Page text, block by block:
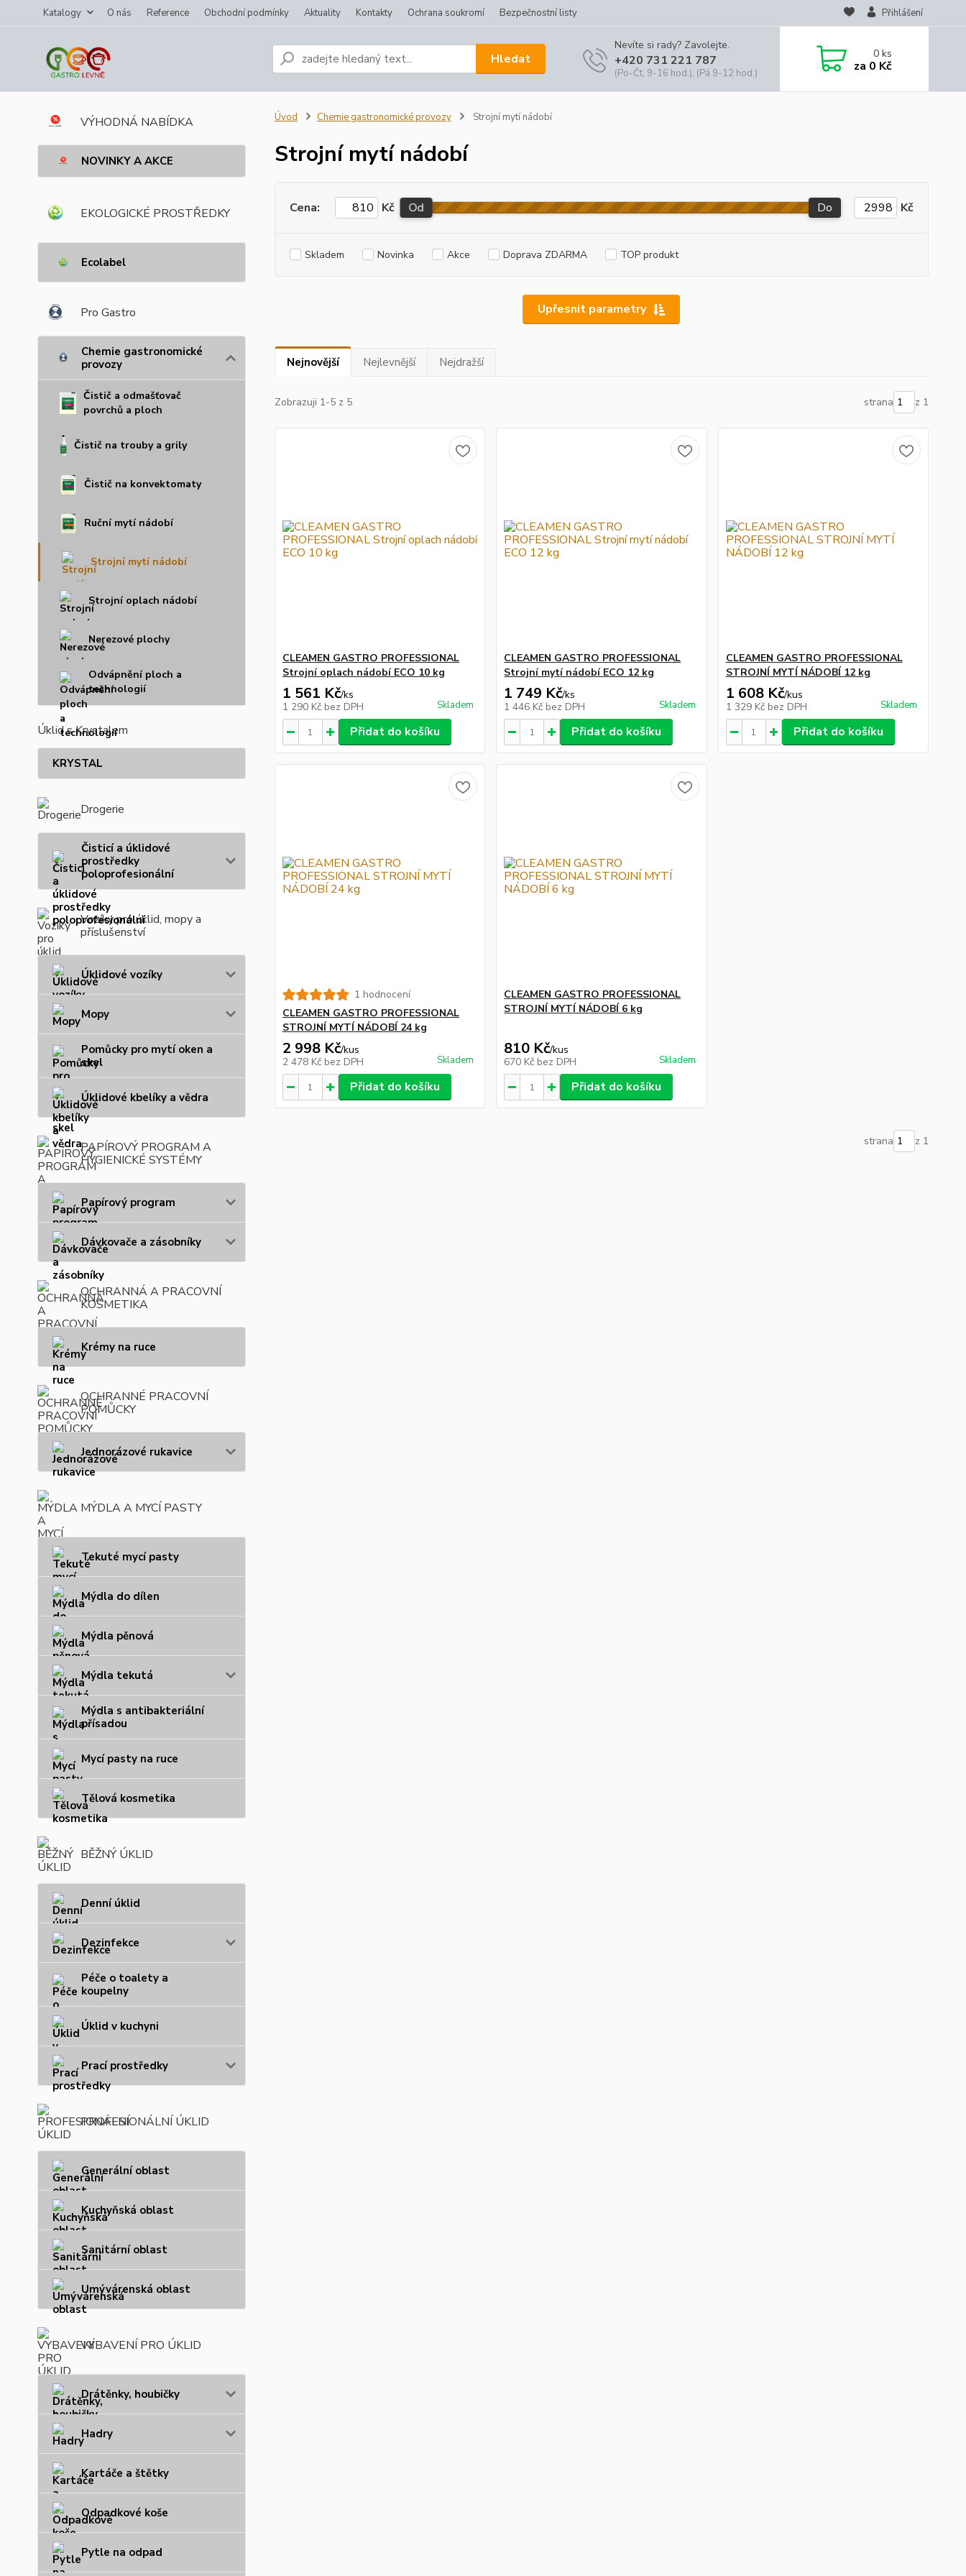
Katalogy O nás Reference Obchodní podmínky Aktuality Kontakty Ochrana soukromí Bezpečnostní listy Přihlášení
Hledat
Nevíte si rady? Zavolejte.
+420 731 221 787
(Po-Čt, 9-16 hod.), (Pá 9-12 hod.)
0ks
za 0 Kč
VÝHODNÁ NABÍDKA
NOVINKY A AKCE
EKOLOGICKÉ PROSTŘEDKY
Ecolabel
Pro Gastro
Chemie gastronomické
provozy
Čistič a odmašťovač
povrchů a ploch
Čistič na trouby a grily
Čistič na konvektomaty
Ruční mytí nádobí
Strojní mytí nádobí
Strojní oplach nádobí
Nerezové plochy
Odvápnění ploch a
technologií
Úklid s Krystalem
KRYSTAL
Drogerie
Čisticí a úklidové
prostředky
poloprofesionální
Vozíky pro úklid, mopy a
příslušenství
Úklidové vozíky
Mopy
Pomůcky pro mytí oken a
skel
Úklidové kbelíky a vědra
PAPÍROVÝ PROGRAM A
HYGIENICKÉ SYSTÉMY
Papírový program
Dávkovače a zásobníky
OCHRANNÁ A PRACOVNÍ
KOSMETIKA
Krémy na ruce
OCHRANNÉ PRACOVNÍ
POMŮCKY
Jednorázové rukavice
MÝDLA A MYCÍ PASTY
Tekuté mycí pasty
Mýdla do dílen
Mýdla pěnová
Mýdla tekutá
Mýdla s antibakteriální
přísadou
Mycí pasty na ruce
Tělová kosmetika
BĚŽNÝ ÚKLID
Denní úklid
Dezinfekce
Péče o toalety a
koupelny
Úklid v kuchyni
Prací prostředky
PROFESIONÁLNÍ ÚKLID
Generální oblast
Kuchyňská oblast
Sanitární oblast
Umývárenská oblast
VYBAVENÍ PRO ÚKLID
Drátěnky, houbičky
Hadry
Kartáče a štětky
Odpadkové koše
Pytle na odpad
Úvod Chemie gastronomické provozy Strojní mytí nádobí
Strojní mytí nádobí
Upřesnit parametry
Cena: Kč Od Do Kč
Skladem Novinka Akce Doprava ZDARMA TOP produkt
Nejnovější Nejlevnější Nejdražší
Zobrazuji 1-5 z 5 strana z 1
CLEAMEN GASTRO PROFESSIONAL
Strojní oplach nádobí ECO 10 kg
1 561 Kč/ks
1 290 Kč bez DPH Skladem
Přidat do košíku
CLEAMEN GASTRO PROFESSIONAL
Strojní mytí nádobí ECO 12 kg
1 749 Kč/ks
1 446 Kč bez DPH Skladem
Přidat do košíku
CLEAMEN GASTRO PROFESSIONAL
STROJNÍ MYTÍ NÁDOBÍ 12 kg
1 608 Kč/kus
1 329 Kč bez DPH Skladem
Přidat do košíku
1 hodnocení
CLEAMEN GASTRO PROFESSIONAL
STROJNÍ MYTÍ NÁDOBÍ 24 kg
2 998 Kč/kus
2 478 Kč bez DPH Skladem
Přidat do košíku
CLEAMEN GASTRO PROFESSIONAL
STROJNÍ MYTÍ NÁDOBÍ 6 kg
810 Kč/kus
670 Kč bez DPH Skladem
Přidat do košíku
strana z 1